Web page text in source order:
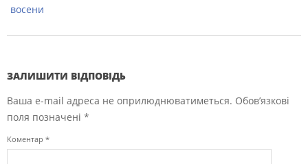
восени
ЗАЛИШИТИ ВІДПОВІДЬ
Ваша e-mail адреса не оприлюднюватиметься. Обов’язкові
поля позначені *
Коментар *